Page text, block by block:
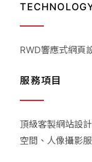
RWD響應式網頁
服務項目
頂級客製網站設
空間、人像攝影